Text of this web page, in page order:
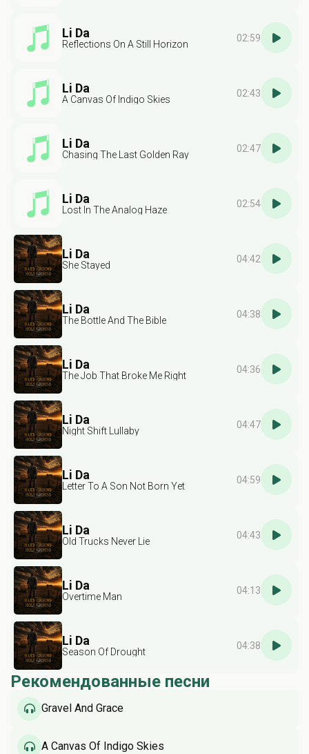
Li Da
Reflections On A Still Horizon
02:59
Li Da
A Canvas Of Indigo Skies
02:43
Li Da
Chasing The Last Golden Ray
02:47
Li Da
Lost In The Analog Haze
02:54
Li Da
She Stayed
04:42
Li Da
The Bottle And The Bible
04:38
Li Da
The Job That Broke Me Right
04:36
Li Da
Night Shift Lullaby
04:47
Li Da
Letter To A Son Not Born Yet
04:59
Li Da
Old Trucks Never Lie
04:43
Li Da
Overtime Man
04:13
Li Da
Season Of Drought
04:38
Рекомендованные песни
Gravel And Grace
A Canvas Of Indigo Skies